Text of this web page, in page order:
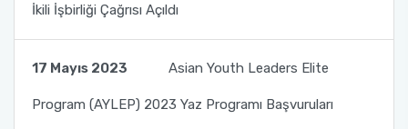
İkili İşbirliği Çağrısı Açıldı
17 Mayıs 2023 Asian Youth Leaders Elite
Program (AYLEP) 2023 Yaz Programı Başvuruları